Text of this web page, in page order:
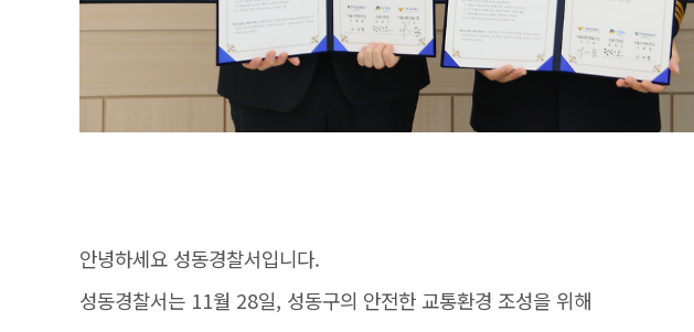
안녕하세요 성동경찰서입니다.
성동경찰서는 11월 28일, 성동구의 안전한 교통환경 조성을 위해